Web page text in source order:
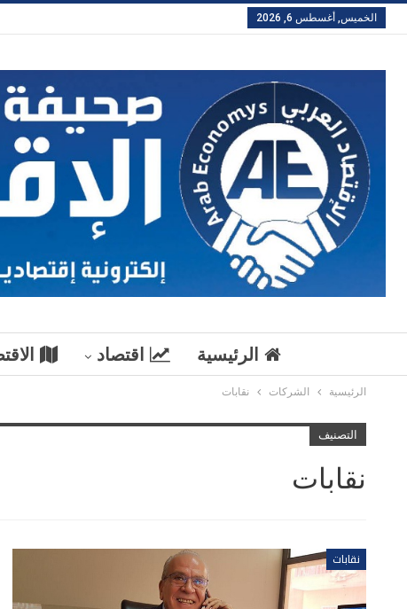
الخميس, أغسطس 6, 2026
الرئيسية اقتصاد
الرئيسية الشركات نقابات
التصنيف
نقابات
نقابات